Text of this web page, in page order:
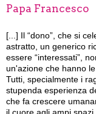
Papa Francesco
[...] Il “dono”, che si
astratto, un generico
essere “interessati”,
un'azione che hanno
Tutti, specialmente i
stupenda esperienza
che fa crescere